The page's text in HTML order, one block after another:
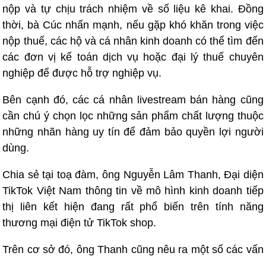
nộp và tự chịu trách nhiệm về số liệu kê khai. Đồng
thời, bà Cúc nhấn mạnh, nếu gặp khó khăn trong việc
nộp thuế, các hộ và cá nhân kinh doanh có thể tìm đến
các đơn vị kế toán dịch vụ hoặc đại lý thuế chuyên
nghiệp để được hỗ trợ nghiệp vụ.
Bên cạnh đó, các cá nhân livestream bán hàng cũng
cần chú ý chọn lọc những sản phẩm chất lượng thuộc
những nhãn hàng uy tín để đảm bảo quyền lợi người
dùng.
Chia sẻ tại toạ đàm, ông Nguyễn Lâm Thanh, Đại diện
TikTok Việt Nam thông tin về mô hình kinh doanh tiếp
thị liên kết hiện đang rất phổ biến trên tính năng
thương mại điện tử TikTok shop.
Trên cơ sở đó, ông Thanh cũng nêu ra một số các vấn